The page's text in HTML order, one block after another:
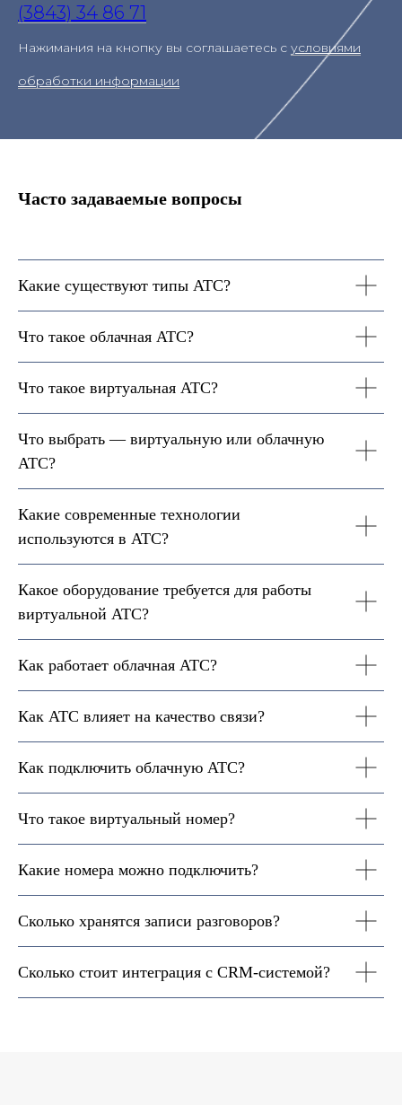
(3843) 34 86 71
Нажимания на кнопку вы соглашаетесь с условиями
обработки информации
Часто задаваемые вопросы
Какие существуют типы АТС?
Что такое облачная АТС?
Что такое виртуальная АТС?
Что выбрать — виртуальную или облачную
АТС?
Какие современные технологии
используются в АТС?
Какое оборудование требуется для работы
виртуальной АТС?
Как работает облачная АТС?
Как АТС влияет на качество связи?
Как подключить облачную АТС?
Что такое виртуальный номер?
Какие номера можно подключить?
Сколько хранятся записи разговоров?
Сколько стоит интеграция с CRM-системой?